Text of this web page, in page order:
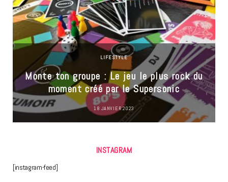
LIFESTYLE
Monte ton groupe : Le jeu le plus rock du
moment créé par le Supersonic
18 JANVIER 2023
INSTAGRAM
[instagram-feed]